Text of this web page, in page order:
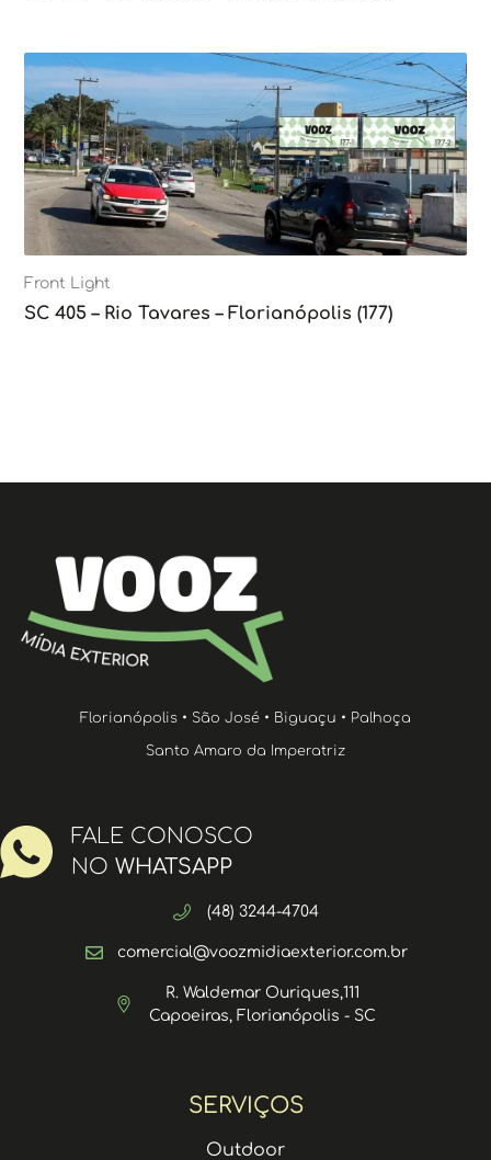
Front Light
SC 405 – Rio Tavares – Florianópolis (177)
SERVIÇOS
Outdoor
Florianópolis • São José • Biguaçu • Palhoça
Santo Amaro da Imperatriz
FALE CONOSCO
NO WHATSAPP
(48) 3244-4704
comercial@voozmidiaexterior.com.br
R. Waldemar Ouriques,111
Capoeiras, Florianópolis - SC